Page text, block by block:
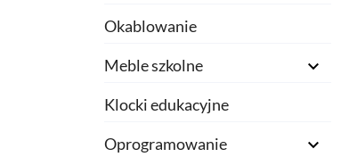
Okablowanie
Meble szkolne

Klocki edukacyjne
Oprogramowanie
